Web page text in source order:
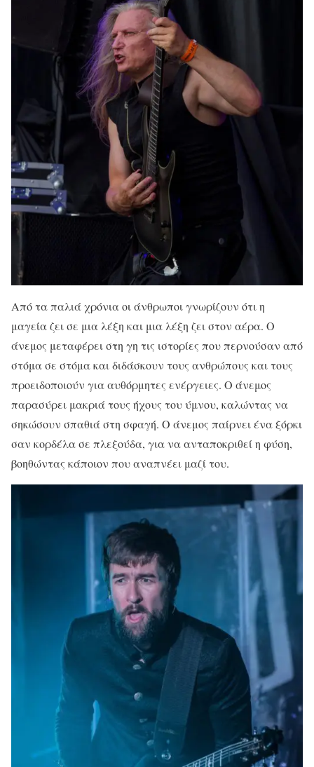
Από τα παλιά χρόνια οι άνθρωποι γνωρίζουν ότι η
μαγεία ζει σε μια λέξη και μια λέξη ζει στον αέρα. Ο
άνεμος μεταφέρει στη γη τις ιστορίες που περνούσαν από
στόμα σε στόμα και διδάσκουν τους ανθρώπους και τους
προειδοποιούν για αυθόρμητες ενέργειες. Ο άνεμος
παρασύρει μακριά τους ήχους του ύμνου, καλώντας να
σηκώσουν σπαθιά στη σφαγή. Ο άνεμος παίρνει ένα ξόρκι
σαν κορδέλα σε πλεξούδα, για να ανταποκριθεί η φύση,
βοηθώντας κάποιον που αναπνέει μαζί του.